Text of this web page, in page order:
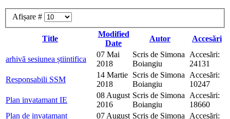
Afișare #
Title
Modified
Date
Autor Accesări
arhivă sesiunea știintifica
07 Mai
2018
Scris de Simona
Boiangiu
Accesări:
24131
Responsabili SSM
14 Martie
2018
Scris de Simona
Boiangiu
Accesări:
10247
Plan invatamant IE
08 August
2016
Scris de Simona
Boiangiu
Accesări:
18660
Plan de invatamant
07 August Scris de Simona
Accesări: